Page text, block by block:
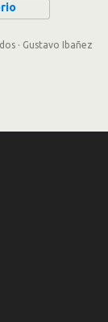
· Gustavo Ibañez